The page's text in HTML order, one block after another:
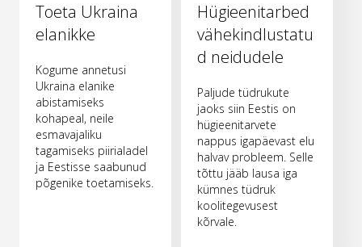
Toeta Ukraina
elanikke
Kogume annetusi
Ukraina elanike
abistamiseks
kohapeal, neile
esmavajaliku
tagamiseks piirialadel
ja Eestisse saabunud
põgenike toetamiseks.
Hügieenitarbed
vähekindlustatu
d neidudele
Paljude tüdrukute
jaoks siin Eestis on
hügieenitarvete
nappus igapäevast elu
halvav probleem. Selle
tõttu jääb lausa iga
kümnes tüdruk
koolitegevusest
kõrvale.